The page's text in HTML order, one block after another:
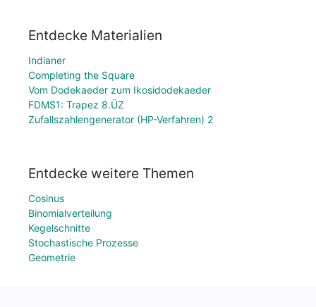
Entdecke Materialien
Indianer
Completing the Square
Vom Dodekaeder zum Ikosidodekaeder
FDMS1: Trapez 8.ÜZ
Zufallszahlengenerator (HP-Verfahren) 2
Entdecke weitere Themen
Cosinus
Binomialverteilung
Kegelschnitte
Stochastische Prozesse
Geometrie